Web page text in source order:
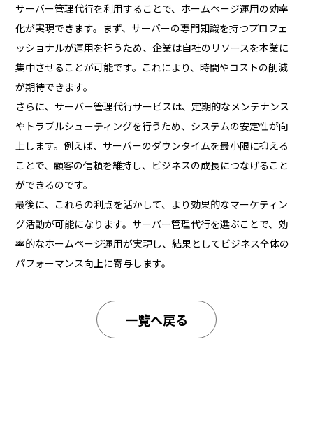
サーバー管理代行を利用することで、ホームページ運用の効率
化が実現できます。まず、サーバーの専門知識を持つプロフェ
ッショナルが運用を担うため、企業は自社のリソースを本業に
集中させることが可能です。これにより、時間やコストの削減
が期待できます。
さらに、サーバー管理代行サービスは、定期的なメンテナンス
やトラブルシューティングを行うため、システムの安定性が向
上します。例えば、サーバーのダウンタイムを最小限に抑える
ことで、顧客の信頼を維持し、ビジネスの成長につなげること
ができるのです。
最後に、これらの利点を活かして、より効果的なマーケティン
グ活動が可能になります。サーバー管理代行を選ぶことで、効
率的なホームページ運用が実現し、結果としてビジネス全体の
パフォーマンス向上に寄与します。
一覧へ戻る